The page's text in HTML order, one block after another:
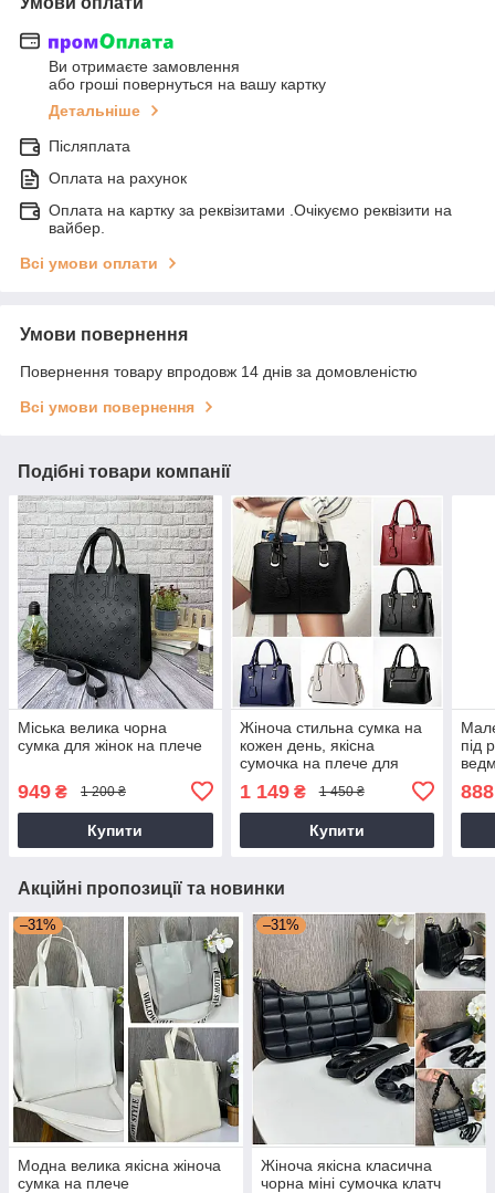
Ви отримаєте замовлення
або гроші повернуться на вашу картку
Детальніше
Післяплата
Оплата на рахунок
Оплата на картку за реквізитами .Очікуємо реквізити на
вайбер.
Всі умови оплати
Умови повернення
Повернення товару впродовж 14 днів за домовленістю
Всі умови повернення
Подібні товари компанії
Міська велика чорна
сумка для жінок на плече
949 ₴ 1 200 ₴
Купити
Жіноча стильна сумка на
кожен день, якісна
сумочка на плече для
1 149₴ 1 450 ₴
Купити
під
888
Акційні пропозиції та новинки
–31%
Модна велика якісна жіноча
сумка на плече
–31%
Жіноча якісна класична
чорна міні сумочка клатч